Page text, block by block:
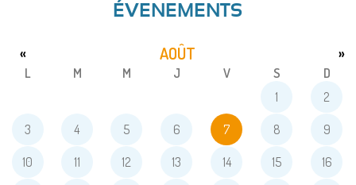
ÉVENEMENTS
AOÛT
« »
L M M J V S
D
1
2
3 4 5 6 7 8 9
10 11 12 13 14 15 16